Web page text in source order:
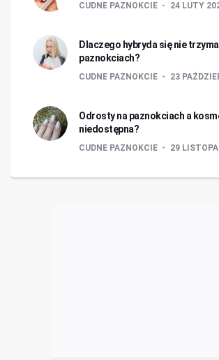
CUDNE PAZNOKCIE 24 LUTY
Dlaczego hybryda się nie
paznokciach?
CUDNE PAZNOKCIE 23
Odrosty na paznokciach a
niedostępna?
CUDNE PAZNOKCIE 29